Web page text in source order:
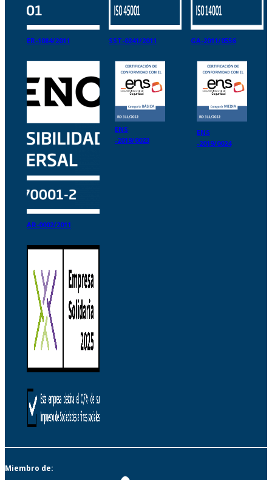
ER-1084/2011 SST-0241/2011 GA-2011/0556
AR-0002/2011
ENS
-2019/0023
ENS
-2019/0024
Miembro de: